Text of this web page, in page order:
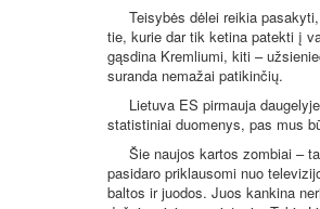
Teisybės dėlei reikia
tie, kurie dar tik ketina patekti į
gąsdina Kremliumi, kiti –
suranda nemažai patikinčių.
Lietuva ES pirmauja
statistiniai duomenys, pas mus
Šie naujos kartos zombiai –
pasidaro priklausomi nuo
baltos ir juodos. Juos kankina